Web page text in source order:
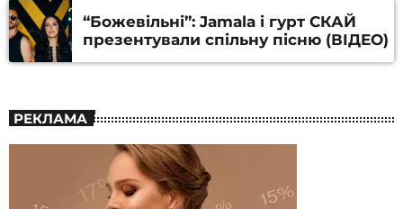
“Божевільні”: Jamala і гурт СКАЙ
презентували спільну пісню (ВІДЕО)
РЕКЛАМА